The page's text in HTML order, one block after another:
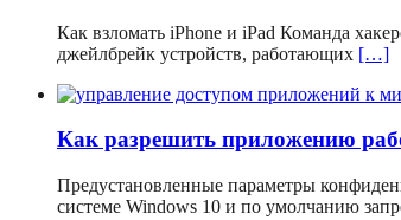
Как взломать iPhone и iPad Команда
джейлбрейк устройств, работающих […]
Как разрешить приложению
Предустановленные параметры
системе Windows 10 и по умолчанию